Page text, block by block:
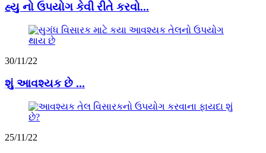
હ્યુ નો ઉપયોગ કેવી રીતે કરવો...
30/11/22
શું આવશ્યક છે ...
25/11/22